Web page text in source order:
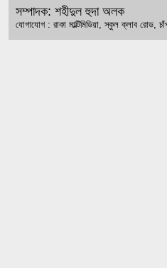
সম্পাদক: শহীদুল হুদা অলক
যোগাযোগ : রাকা মাল্টিমিডিয়া, স্কুল ক্লাব